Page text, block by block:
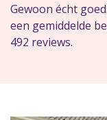
Gewoon écht
een gemiddelde
492 reviews.